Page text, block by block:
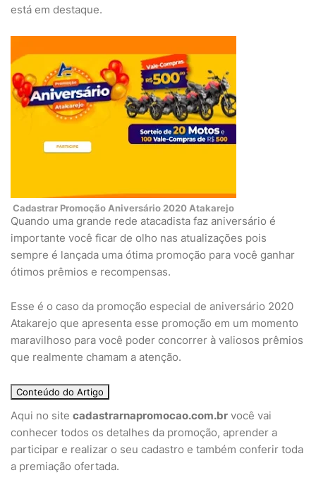
está em destaque.
Cadastrar Promoção Aniversário 2020 Atakarejo
Quando uma grande rede atacadista faz aniversário é
importante você ficar de olho nas atualizações pois
sempre é lançada uma ótima promoção para você ganhar
ótimos prêmios e recompensas.
Esse é o caso da promoção especial de aniversário 2020
Atakarejo que apresenta esse promoção em um momento
maravilhoso para você poder concorrer à valiosos prêmios
que realmente chamam a atenção.
Conteúdo do Artigo
Aqui no site cadastrarnapromocao.com.br você vai
conhecer todos os detalhes da promoção, aprender a
participar e realizar o seu cadastro e também conferir toda
a premiação ofertada.